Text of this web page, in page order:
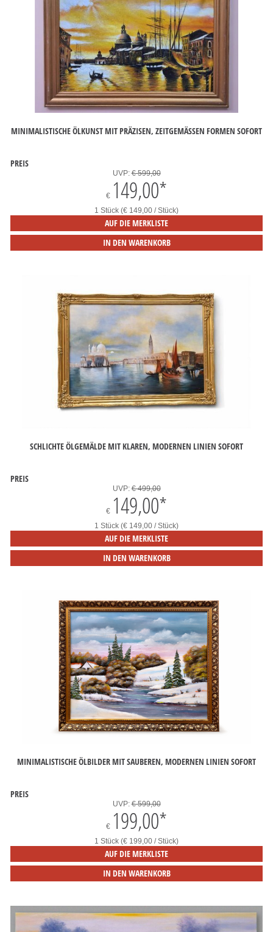
MINIMALISTISCHE ÖLKUNST MIT PRÄZISEN, ZEITGEMÄSSEN FORMEN SOFORT
PREIS
UVP:€ 599,00
€ 149,00*
1 Stück (€ 149,00 / Stück)
AUF DIE MERKLISTE
IN DEN WARENKORB
SCHLICHTE ÖLGEMÄLDE MIT KLAREN, MODERNEN LINIEN SOFORT
PREIS
UVP:€ 499,00
€ 149,00*
1 Stück (€ 149,00 / Stück)
AUF DIE MERKLISTE
IN DEN WARENKORB
MINIMALISTISCHE ÖLBILDER MIT SAUBEREN, MODERNEN LINIEN SOFORT
PREIS
UVP:€ 599,00
€ 199,00*
1 Stück (€ 199,00 / Stück)
AUF DIE MERKLISTE
IN DEN WARENKORB